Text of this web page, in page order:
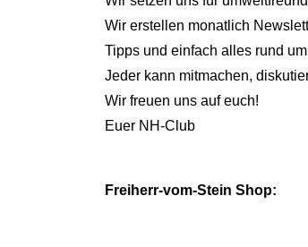
Wir erstellen monatlich
Tipps und einfach alles rund
Jeder kann mitmachen,
Wir freuen uns auf euch!
Euer NH-Club
Freiherr-vom-Stein Shop: